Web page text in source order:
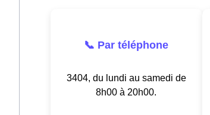
📞 Par téléphone
3404, du lundi au samedi de
8h00 à 20h00.